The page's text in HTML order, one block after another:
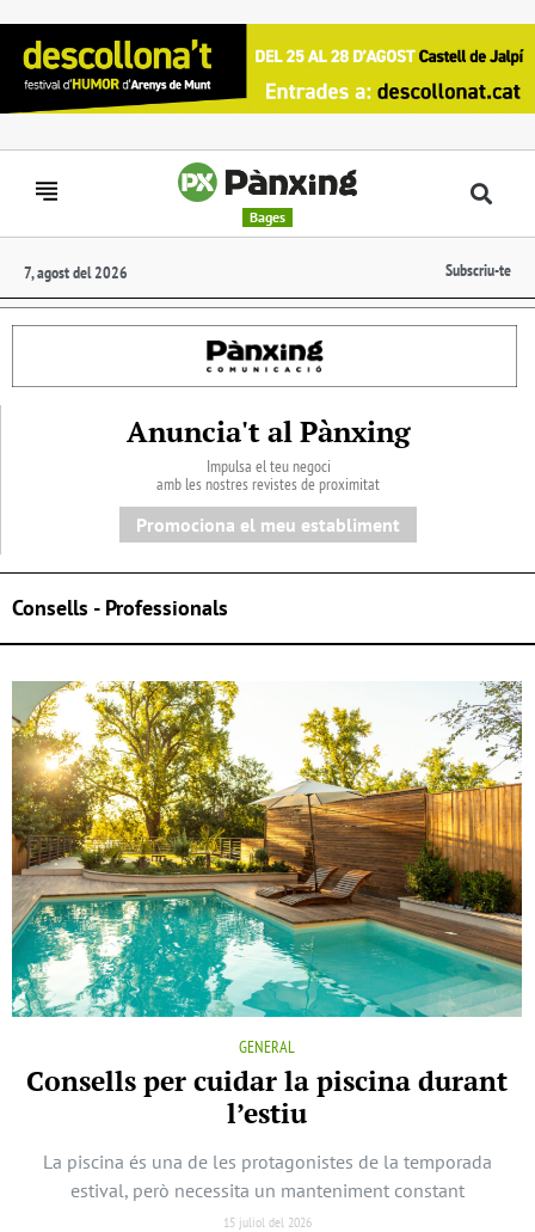
Bages
7, agost del 2026 Subscriu-te
Anuncia't al Pànxing
Impulsa el teu negoci
amb les nostres revistes de proximitat
Promociona el meu establiment
Consells - Professionals
GENERAL
Consells per cuidar la piscina durant
l’estiu
La piscina és una de les protagonistes de la temporada
estival, però necessita un manteniment constant
15 juliol del 2026